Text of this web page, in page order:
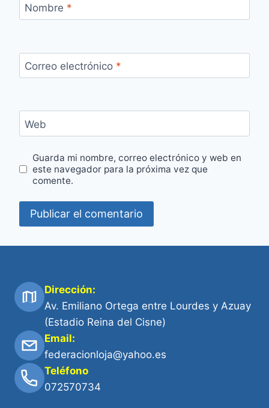
Nombre *
Correo electrónico *
Web
Guarda mi nombre, correo electrónico y web en
este navegador para la próxima vez que
comente.
Dirección:
Av. Emiliano Ortega entre Lourdes y Azuay
(Estadio Reina del Cisne)
Email:
federacionloja@yahoo.es
Teléfono
072570734